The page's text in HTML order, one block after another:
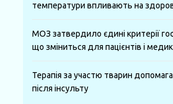
температури впливають на
МОЗ затвердило єдині критерії
що зміниться для пацієнтів і
Терапія за участю тварин
після інсульту